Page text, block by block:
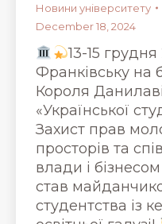
Новини університету
December 18, 2024
13-15
Франківську на
Короля
«Української
Захист прав
просторів та
влади і
став
студентства із